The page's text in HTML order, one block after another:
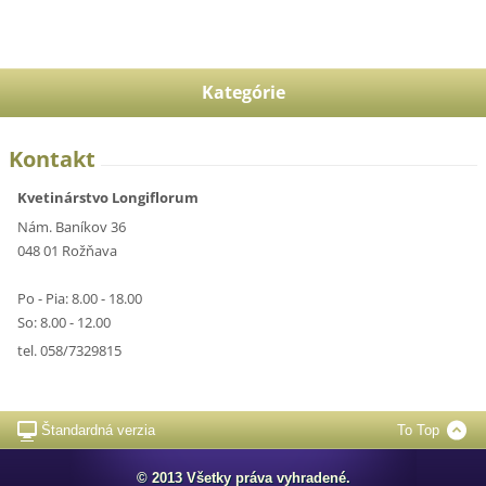
Kategórie
Kontakt
Kvetinárstvo Longiflorum
Nám. Baníkov 36
048 01 Rožňava
Po - Pia: 8.00 - 18.00
So: 8.00 - 12.00
tel. 058/7329815
Štandardná verzia To Top
© 2013 Všetky práva vyhradené.